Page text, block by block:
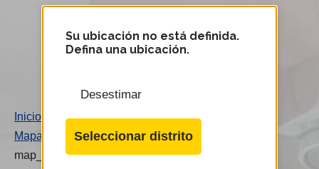
Menú
servicio
de
Cal
Water
Su ubicación no está definida.
Defina una ubicación.
Desestimar
Seleccionar distrito
Inicio
Mapa 14
map_14.pdf